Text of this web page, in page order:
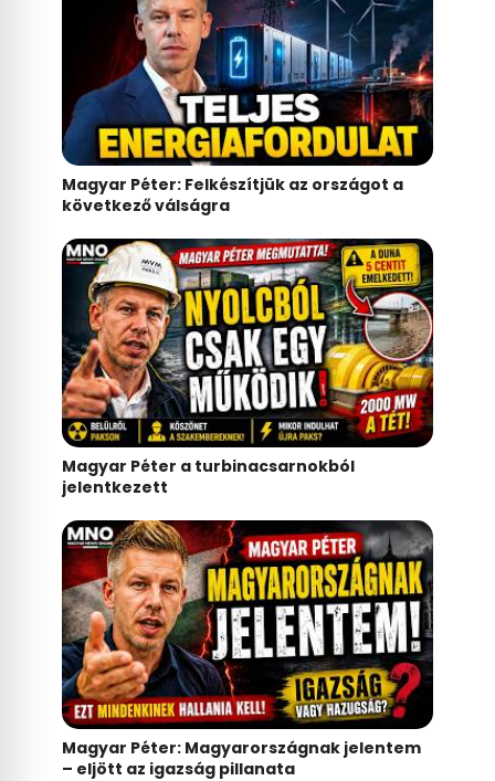
Magyar Péter: Felkészítjük az országot a
következő válságra
Magyar Péter a turbinacsarnokból
jelentkezett
Magyar Péter: Magyarországnak jelentem
– eljött az igazság pillanata